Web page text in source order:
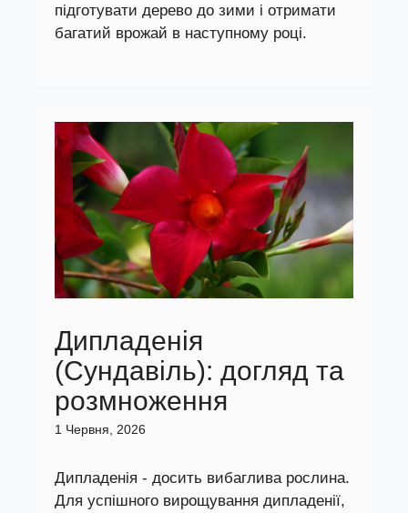
підготувати дерево до зими і отримати
багатий врожай в наступному році.
Дипладенія
(Сундавіль): догляд та
розмноження
1 Червня, 2026
Дипладенія - досить вибаглива рослина.
Для успішного вирощування дипладенії,